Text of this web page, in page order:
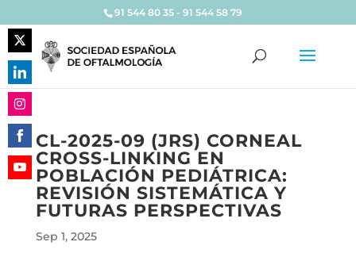
91 544 80 35 - 91 544 58 79
CL-2025-09 (JRS) CORNEAL
CROSS-LINKING EN
POBLACIÓN PEDIÁTRICA:
REVISIÓN SISTEMÁTICA Y
FUTURAS PERSPECTIVAS
Sep 1, 2025
Share
on
Twitter
Share
on
LinkedIn
Share
on
Instagram
Share
on
Facebook
Share